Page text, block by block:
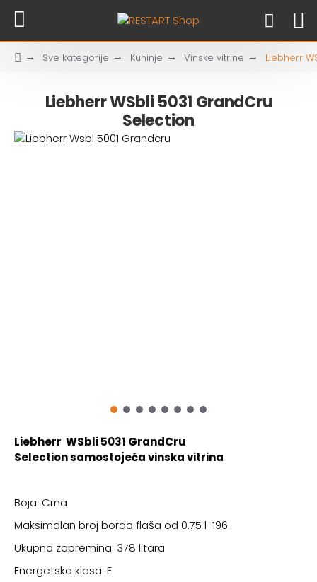
Sve kategorije Kuhinje Vinske vitrine Liebherr
Liebherr WSbli 5031 GrandCru
Selection
Liebherr WSbli 5031 GrandCru
Selectionsamostojeća vinska vitrina
Boja: Crna
Maksimalan broj bordo flaša od 0,75 l-196
Ukupna zapremina: 378 litara
Energetska klasa: E